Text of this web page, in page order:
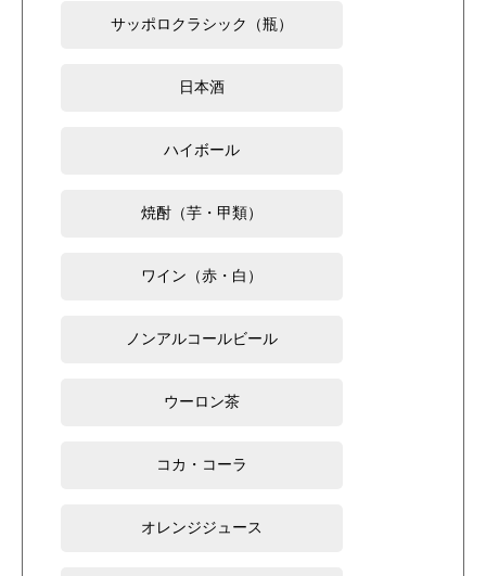
サッポロクラシック（瓶）
日本酒
ハイボール
焼酎（芋・甲類）
ワイン（赤・白）
ノンアルコールビール
ウーロン茶
コカ・コーラ
オレンジジュース